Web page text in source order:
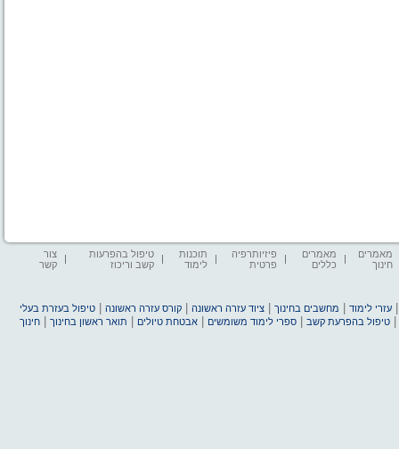
מאמרים
חינוך
מאמרים
כללים
פיזיותרפיה
פרטית
תוכנות
לימוד
טיפול בהפרעות
קשב וריכוז
צור
קשר
עזרי לימוד מחשבים בחינוך |ציוד עזרה ראשונה |קורס עזרה ראשונה |טיפול בעזרת בעלי
|טיפול בהפרעת קשב |ספרי לימוד משומשים |אבטחת טיולים תואר ראשון בחינוך |חינוך